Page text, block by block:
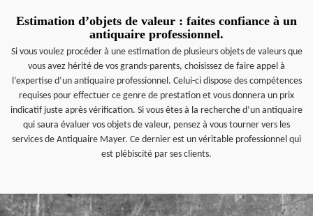
Estimation d’objets de valeur : faites confiance à un
antiquaire professionnel.
Si vous voulez procéder à une estimation de plusieurs objets de valeurs que
vous avez hérité de vos grands-parents, choisissez de faire appel à
l’expertise d’un antiquaire professionnel. Celui-ci dispose des compétences
requises pour effectuer ce genre de prestation et vous donnera un prix
indicatif juste après vérification. Si vous êtes à la recherche d’un antiquaire
qui saura évaluer vos objets de valeur, pensez à vous tourner vers les
services de Antiquaire Mayer. Ce dernier est un véritable professionnel qui
est plébiscité par ses clients.